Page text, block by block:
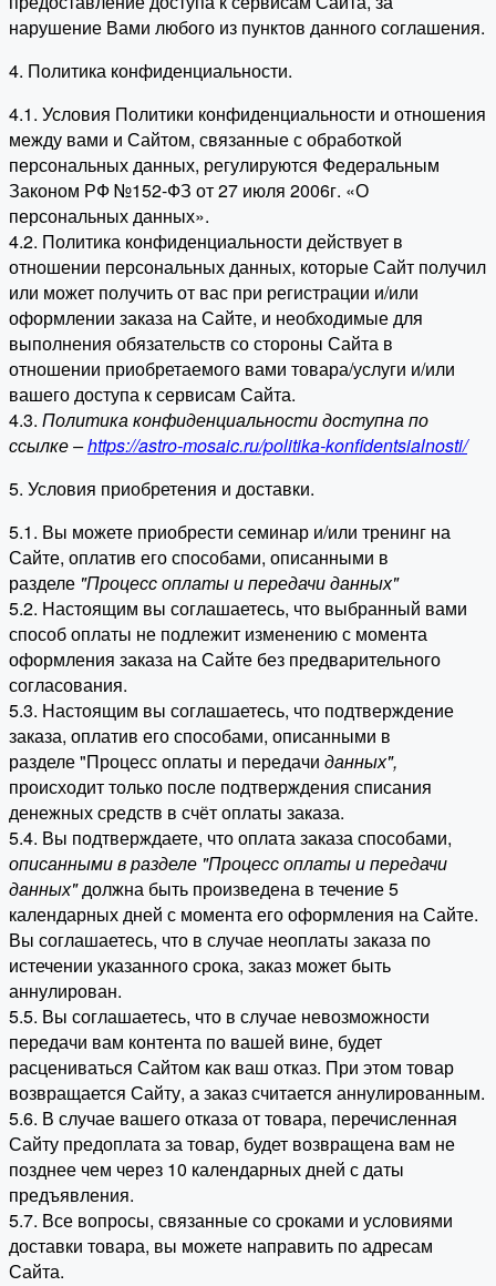
нарушение Вами любого из пунктов данного соглашения.
4. Политика конфиденциальности.
4.1. Условия Политики конфиденциальности и отношения
между вами и Сайтом, связанные с обработкой
персональных данных, регулируются Федеральным
Законом РФ №152-ФЗ от 27 июля 2006г. «О
персональных данных».
4.2. Политика конфиденциальности действует в
отношении персональных данных, которые Сайт получил
или может получить от вас при регистрации и/или
оформлении заказа на Сайте, и необходимые для
выполнения обязательств со стороны Сайта в
отношении приобретаемого вами товара/услуги и/или
вашего доступа к сервисам Сайта.
4.3. Политика конфиденциальности доступна по
ссылке –https://astro-mosaic.ru/politika-konfidentsialnosti/
5. Условия приобретения и доставки.
5.1. Вы можете приобрести семинар и/или тренинг на
Сайте, оплатив его способами, описанными в
разделе "Процесс оплаты и передачи данных"
5.2. Настоящим вы соглашаетесь, что выбранный вами
способ оплаты не подлежит изменению с момента
оформления заказа на Сайте без предварительного
согласования.
5.3. Настоящим вы соглашаетесь, что подтверждение
заказа, оплатив его способами, описанными в
разделе "Процесс оплаты и передачи данных",
происходит только после подтверждения списания
денежных средств в счёт оплаты заказа.
5.4. Вы подтверждаете, что оплата заказа способами,
описанными в разделе "Процесс оплаты и передачи
данных"должна быть произведена в течение 5
календарных дней с момента его оформления на Сайте.
Вы соглашаетесь, что в случае неоплаты заказа по
истечении указанного срока, заказ может быть
аннулирован.
5.5. Вы соглашаетесь, что в случае невозможности
передачи вам контента по вашей вине, будет
расцениваться Сайтом как ваш отказ. При этом товар
возвращается Сайту, а заказ считается аннулированным.
5.6. В случае вашего отказа от товара, перечисленная
Сайту предоплата за товар, будет возвращена вам не
позднее чем через 10 календарных дней с даты
предъявления.
5.7. Все вопросы, связанные со сроками и условиями
доставки товара, вы можете направить по адресам
Сайта.